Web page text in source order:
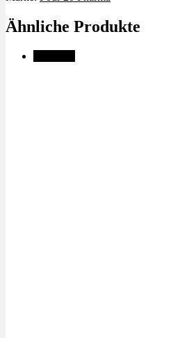
Ähnliche Produkte